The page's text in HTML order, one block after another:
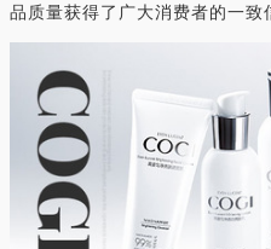
品质量获得了广大消费者的一致